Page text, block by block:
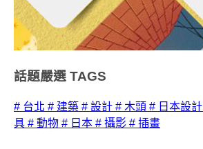
話題嚴選 TAGS
# 台北 # 建築 # 設計 # 木頭 # 日本設計
具 # 動物 # 日本 # 攝影 # 插畫